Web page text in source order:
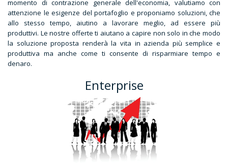
momento di contrazione generale dell'economia, valutiamo con
attenzione le esigenze del portafoglio e proponiamo soluzioni, che
allo stesso tempo, aiutino a lavorare meglio, ad essere più
produttivi. Le nostre offerte ti aiutano a capire non solo in che modo
la soluzione proposta renderà la vita in azienda più semplice e
produttiva ma anche come ti consente di risparmiare tempo e
denaro.
Enterprise